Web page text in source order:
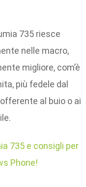
735 riesce
nelle macro,
migliore, com’è
più fedele dal
al buio o ai
735 e consigli per
Phone!